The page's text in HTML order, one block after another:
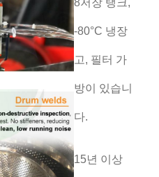
8저장 탱크,
-80°C 냉장
고, 필터 가
방이 있습니
다.
15년 이상